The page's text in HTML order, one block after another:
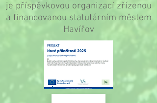
je příspěvkovou organizací zřízenou
a financovanou statutárním městem
Havířov